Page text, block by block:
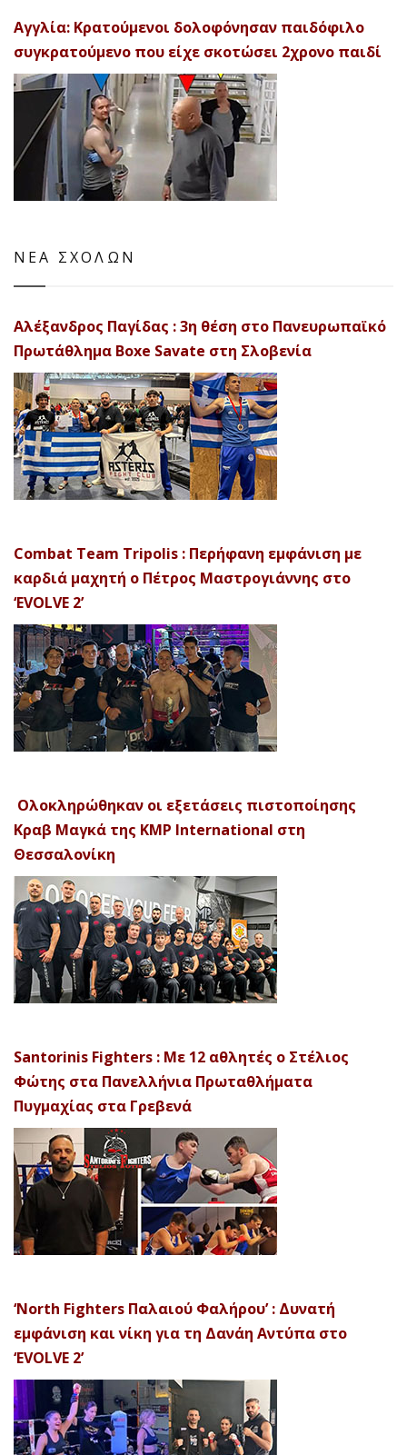
Αγγλία: Κρατούμενοι δολοφόνησαν παιδόφιλο
συγκρατούμενο που είχε σκοτώσει 2χρονο παιδί
ΝΕΑ ΣΧΟΛΩΝ
Αλέξανδρος Παγίδας : 3η θέση στο Πανευρωπαϊκό
Πρωτάθλημα Boxe Savate στη Σλοβενία
Combat Team Tripolis : Περήφανη εμφάνιση με
καρδιά μαχητή ο Πέτρος Μαστρογιάννης στο
‘EVOLVE 2’
Ολοκληρώθηκαν οι εξετάσεις πιστοποίησης
Κραβ Μαγκά της KMP International στη
Θεσσαλονίκη
Santorinis Fighters : Με 12 αθλητές ο Στέλιος
Φώτης στα Πανελλήνια Πρωταθλήματα
Πυγμαχίας στα Γρεβενά
‘North Fighters Παλαιού Φαλήρου’ : Δυνατή
εμφάνιση και νίκη για τη Δανάη Αντύπα στο
‘EVOLVE 2’